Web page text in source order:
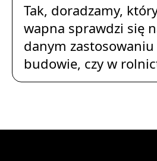
Tak, doradzamy,
wapna sprawdzi się
danym zastosowaniu
budowie, czy w